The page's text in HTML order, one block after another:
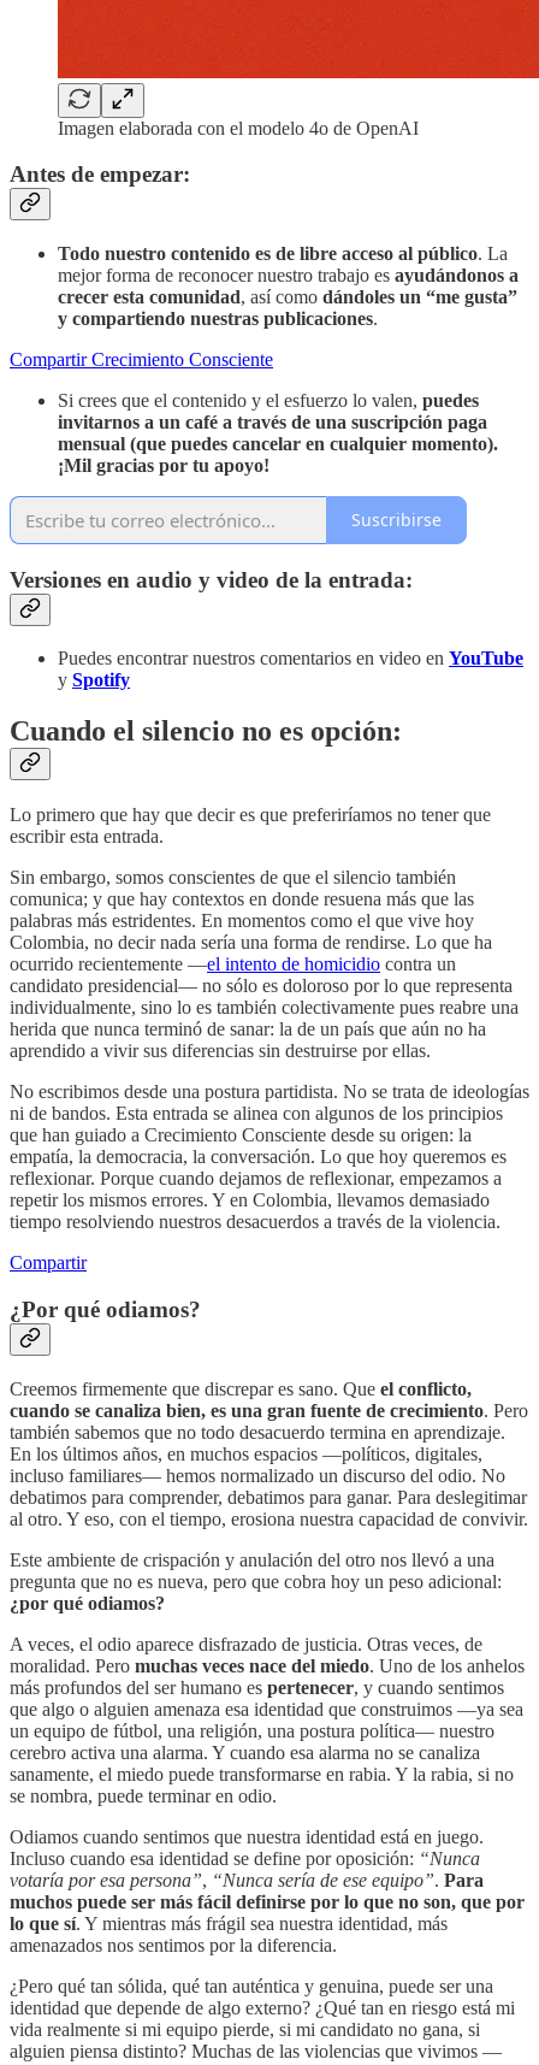
Imagen elaborada con el modelo 4o de OpenAI
Antes de empezar:
Todo nuestro contenido es de libre acceso al público. La
mejor forma de reconocer nuestro trabajo es ayudándonos a
crecer esta comunidad, así como dándoles un “me gusta”
y compartiendo nuestras publicaciones.
Compartir Crecimiento Consciente
Si crees que el contenido y el esfuerzo lo valen, puedes
invitarnos a un café a través de una suscripción paga
mensual (que puedes cancelar en cualquier momento).
¡Mil gracias por tu apoyo!
Suscribirse
Versiones en audio y video de la entrada:
Puedes encontrar nuestros comentarios en video en YouTube
y Spotify
Cuando el silencio no es opción:
Lo primero que hay que decir es que preferiríamos no tener que
escribir esta entrada.
Sin embargo, somos conscientes de que el silencio también
comunica; y que hay contextos en donde resuena más que las
palabras más estridentes. En momentos como el que vive hoy
Colombia, no decir nada sería una forma de rendirse. Lo que ha
ocurrido recientemente —el intento de homicidio contra un
candidato presidencial— no sólo es doloroso por lo que representa
individualmente, sino lo es también colectivamente pues reabre una
herida que nunca terminó de sanar: la de un país que aún no ha
aprendido a vivir sus diferencias sin destruirse por ellas.
No escribimos desde una postura partidista. No se trata de ideologías
ni de bandos. Esta entrada se alinea con algunos de los principios
que han guiado a Crecimiento Consciente desde su origen: la
empatía, la democracia, la conversación. Lo que hoy queremos es
reflexionar. Porque cuando dejamos de reflexionar, empezamos a
repetir los mismos errores. Y en Colombia, llevamos demasiado
tiempo resolviendo nuestros desacuerdos a través de la violencia.
Compartir
¿Por qué odiamos?
Creemos firmemente que discrepar es sano. Que el conflicto,
cuando se canaliza bien, es una gran fuente de crecimiento. Pero
también sabemos que no todo desacuerdo termina en aprendizaje.
En los últimos años, en muchos espacios —políticos, digitales,
incluso familiares— hemos normalizado un discurso del odio. No
debatimos para comprender, debatimos para ganar. Para deslegitimar
al otro. Y eso, con el tiempo, erosiona nuestra capacidad de convivir.
Este ambiente de crispación y anulación del otro nos llevó a una
pregunta que no es nueva, pero que cobra hoy un peso adicional:
¿por qué odiamos?
A veces, el odio aparece disfrazado de justicia. Otras veces, de
moralidad. Pero muchas veces nace del miedo. Uno de los anhelos
más profundos del ser humano es pertenecer, y cuando sentimos
que algo o alguien amenaza esa identidad que construimos —ya sea
un equipo de fútbol, una religión, una postura política— nuestro
cerebro activa una alarma. Y cuando esa alarma no se canaliza
sanamente, el miedo puede transformarse en rabia. Y la rabia, si no
se nombra, puede terminar en odio.
Odiamos cuando sentimos que nuestra identidad está en juego.
Incluso cuando esa identidad se define por oposición: “Nunca
votaría por esa persona”, “Nunca sería de ese equipo”. Para
muchos puede ser más fácil definirse por lo que no son, que por
lo que sí. Y mientras más frágil sea nuestra identidad, más
amenazados nos sentimos por la diferencia.
¿Pero qué tan sólida, qué tan auténtica y genuina, puede ser una
identidad que depende de algo externo? ¿Qué tan en riesgo está mi
vida realmente si mi equipo pierde, si mi candidato no gana, si
alguien piensa distinto? Muchas de las violencias que vivimos —